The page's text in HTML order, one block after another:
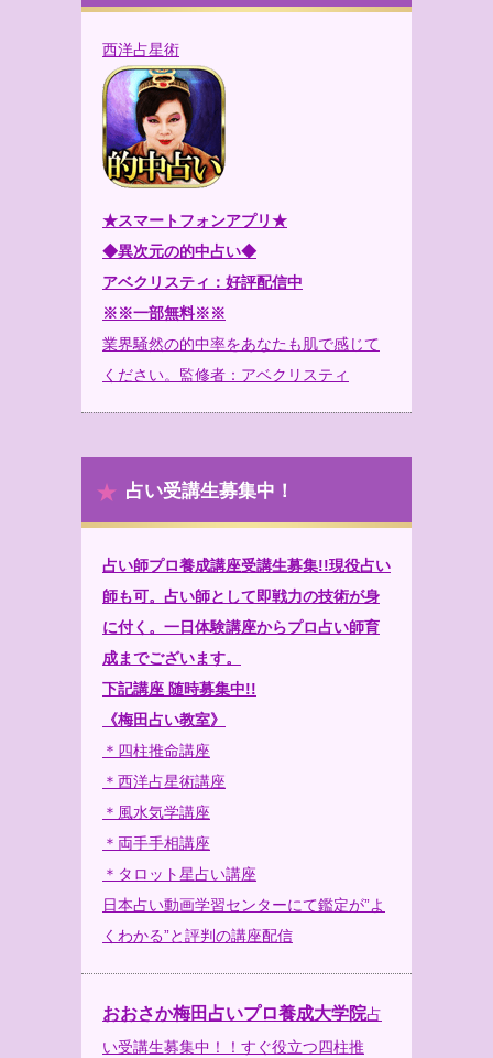
西洋占星術
★スマートフォンアプリ★
◆異次元の的中占い◆
アベクリスティ：好評配信中
※※一部無料※※
業界騒然の的中率をあなたも肌で感じて
ください。監修者：アベクリスティ
占い受講生募集中！
占い師プロ養成講座受講生募集!!現役占い
師も可。占い師として即戦力の技術が身
に付く。一日体験講座からプロ占い師育
成までございます。
下記講座 随時募集中!!
《梅田占い教室》
＊四柱推命講座
＊西洋占星術講座
＊風水気学講座
＊両手手相講座
＊タロット星占い講座
日本占い動画学習センターにて鑑定が”よ
くわかる”と評判の講座配信
おおさか梅田占いプロ養成大学院占
い受講生募集中！！すぐ役立つ四柱推